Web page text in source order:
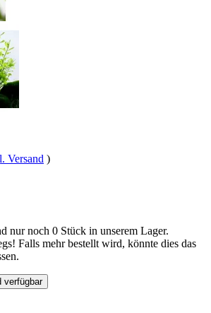
Versand )
nur noch 0 Stück in unserem Lager.
Falls mehr bestellt wird, könnte dies das
verfügbar